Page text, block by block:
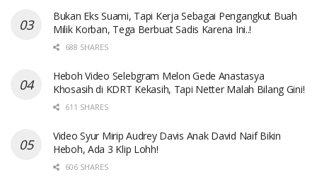
Bukan Eks Suami, Tapi Kerja Sebagai Pengangkut Buah
Milik Korban, Tega Berbuat Sadis Karena Ini..!
688 SHARES
Heboh Video Selebgram Melon Gede Anastasya
Khosasih di KDRT Kekasih, Tapi Netter Malah Bilang Gini!
611 SHARES
Video Syur Mirip Audrey Davis Anak David Naif Bikin
Heboh, Ada 3 Klip Lohh!
606 SHARES